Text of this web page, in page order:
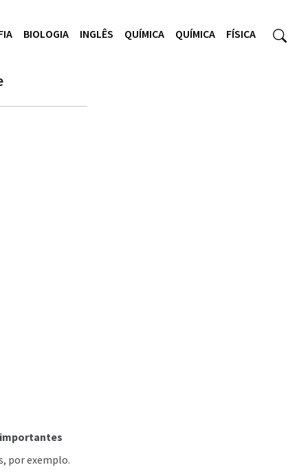
BIOLOGIA INGLÊS QUÍMICA QUÍMICA FÍSICA
por exemplo.